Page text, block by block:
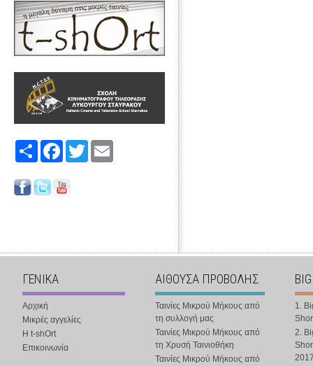
Share FacebookTwitter
ΓΕΝΙΚΑ
Αρχική
Μικρές αγγελίες
Η t-shOrt
Επικοινωνία
ΑΙΘΟΥΣΑ ΠΡΟΒΟΛΗΣ
Ταινίες Μικρού Μήκους από
τη συλλογή μας
Ταινίες Μικρού Μήκους από
τη Χρυσή Ταινιοθήκη
Ταινίες Μικρού Μήκους από
1.
2.